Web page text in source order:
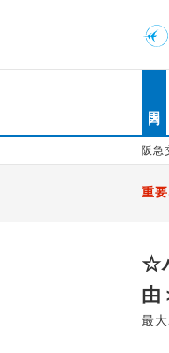
阪急
重
☆
由
最